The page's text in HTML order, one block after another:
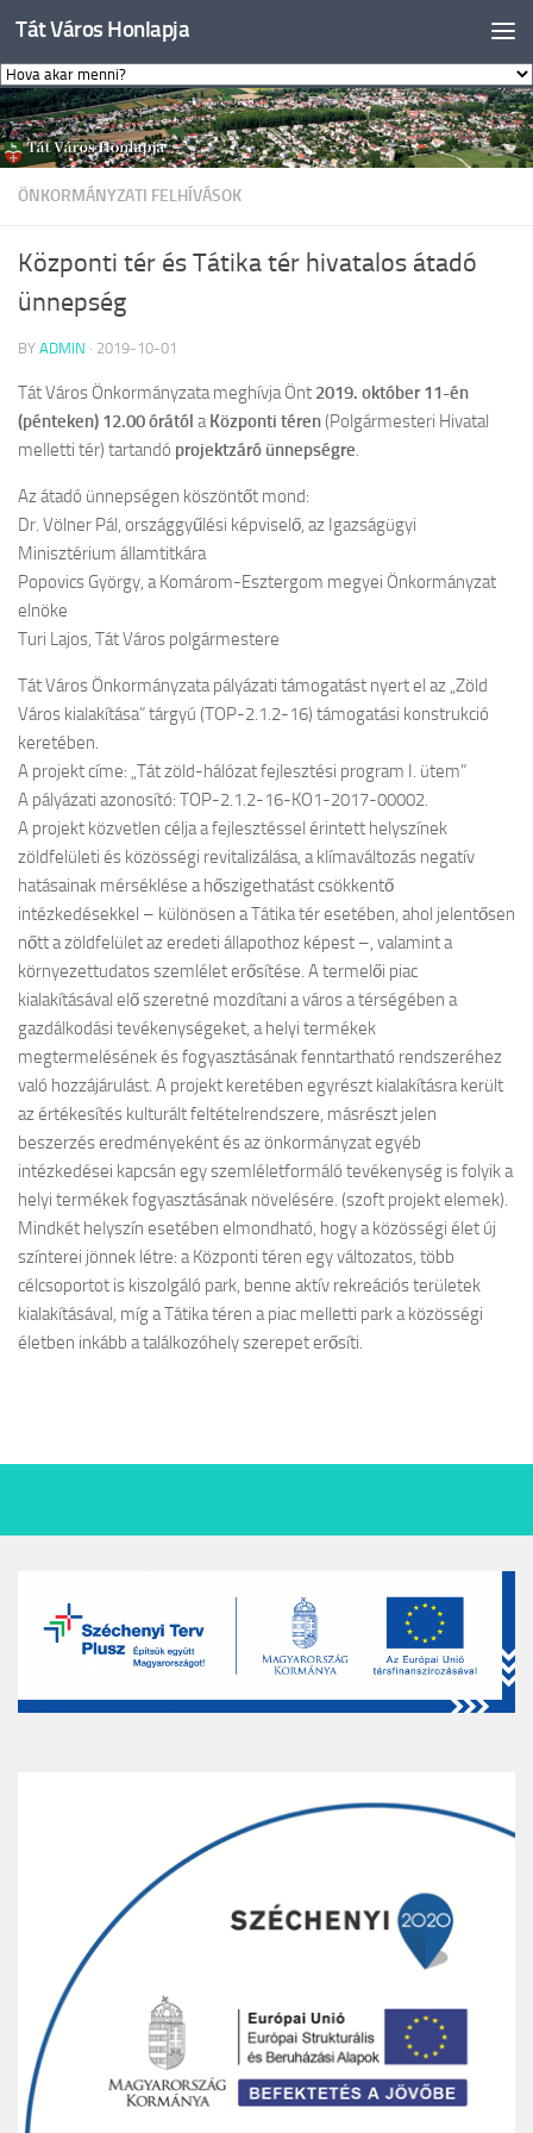
Skip to content
Tát Város Honlapja
ÖNKORMÁNYZATI FELHÍVÁSOK
Központi tér és Tátika tér hivatalos átadó
ünnepség
BY ADMIN · 2019-10-01
Tát Város Önkormányzata meghívja Önt 2019. október 11-én
(pénteken) 12.00 órától aKözponti téren(Polgármesteri Hivatal
melletti tér) tartandó projektzáró ünnepségre.
Az átadó ünnepségen köszöntőt mond:
Dr. Völner Pál, országgyűlési képviselő, az Igazságügyi
Minisztérium államtitkára
Popovics György, a Komárom-Esztergom megyei Önkormányzat
elnöke
Turi Lajos, Tát Város polgármestere
Tát Város Önkormányzata pályázati támogatást nyert el az „Zöld
Város kialakítása” tárgyú (TOP-2.1.2-16) támogatási konstrukció
keretében.
A projekt címe: „Tát zöld-hálózat fejlesztési program I. ütem”
A pályázati azonosító: TOP-2.1.2-16-KO1-2017-00002.
A projekt közvetlen célja a fejlesztéssel érintett helyszínek
zöldfelületi és közösségi revitalizálása, a klímaváltozás negatív
hatásainak mérséklése a hőszigethatást csökkentő
intézkedésekkel – különösen a Tátika tér esetében, ahol jelentősen
nőtt a zöldfelület az eredeti állapothoz képest –, valamint a
környezettudatos szemlélet erősítése. A termelői piac
kialakításával elő szeretné mozdítani a város a térségében a
gazdálkodási tevékenységeket, a helyi termékek
megtermelésének és fogyasztásának fenntartható rendszeréhez
való hozzájárulást. A projekt keretében egyrészt kialakításra került
az értékesítés kulturált feltételrendszere, másrészt jelen
beszerzés eredményeként és az önkormányzat egyéb
intézkedései kapcsán egy szemléletformáló tevékenység is folyik a
helyi termékek fogyasztásának növelésére. (szoft projekt elemek).
Mindkét helyszín esetében elmondható, hogy a közösségi élet új
színterei jönnek létre: a Központi téren egy változatos, több
célcsoportot is kiszolgáló park, benne aktív rekreációs területek
kialakításával, míg a Tátika téren a piac melletti park a közösségi
életben inkább a találkozóhely szerepet erősíti.